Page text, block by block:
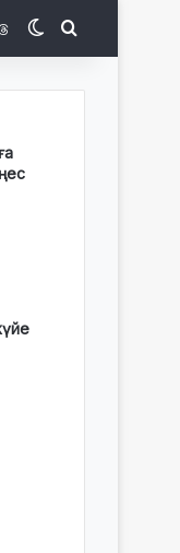
ThreadsSwitch skin